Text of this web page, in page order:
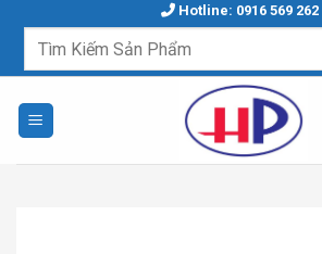
content
Hotline: 0916 569 262
Tìm